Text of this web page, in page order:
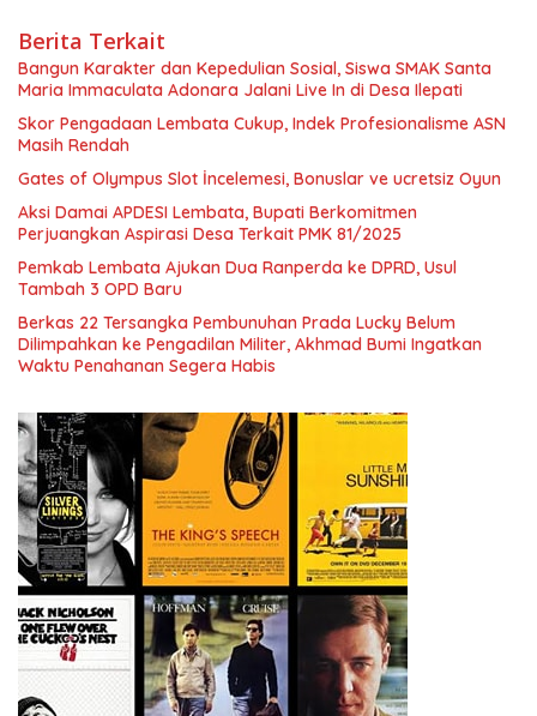
Berita Terkait
Bangun Karakter dan Kepedulian Sosial, Siswa SMAK Santa
Maria Immaculata Adonara Jalani Live In di Desa Ilepati
Skor Pengadaan Lembata Cukup, Indek Profesionalisme ASN
Masih Rendah
Gates of Olympus Slot İncelemesi, Bonuslar ve ucretsiz Oyun
Aksi Damai APDESI Lembata, Bupati Berkomitmen
Perjuangkan Aspirasi Desa Terkait PMK 81/2025
Pemkab Lembata Ajukan Dua Ranperda ke DPRD, Usul
Tambah 3 OPD Baru
Berkas 22 Tersangka Pembunuhan Prada Lucky Belum
Dilimpahkan ke Pengadilan Militer, Akhmad Bumi Ingatkan
Waktu Penahanan Segera Habis